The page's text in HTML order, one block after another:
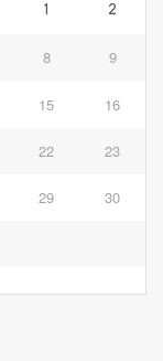
1 2
8 9
15 16
22 23
29 30